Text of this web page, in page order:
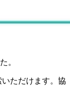
。
ただけます。協